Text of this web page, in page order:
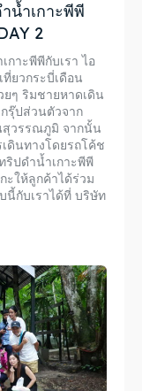
น้ำเกาะพีพี
2
ยวกระบี่เดือน
ยๆ ริมชายหาดเดิน
รุ๊ปส่วนตัวจาก
สุวรรณภูมิ จากนั้น
ดินทางโดยรถโค้ช
ริปดำน้ำเกาะพีพี
ะให้ลูกค้าได้ร่วม
นี้กับเราได้ที่ บริษัท